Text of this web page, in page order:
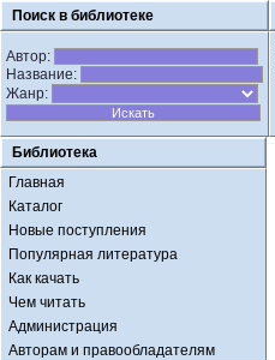
Поиск в библиотеке
Автор:
Название:
Жанр:
Библиотека
Главная
Каталог
Новые поступления
Популярная литература
Как качать
Чем читать
Администрация
Авторам и правообладателям